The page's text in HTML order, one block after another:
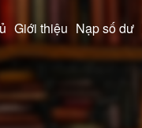
Giới thiệu Nạp số dư